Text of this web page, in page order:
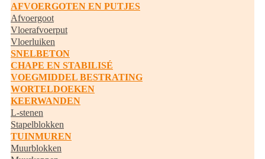
AFVOERGOTEN EN PUTJES
Afvoergoot
Vloerafvoerput
Vloerluiken
SNELBETON
CHAPE EN STABILISÉ
VOEGMIDDEL BESTRATING
WORTELDOEKEN
KEERWANDEN
L-stenen
Stapelblokken
TUINMUREN
Muurblokken